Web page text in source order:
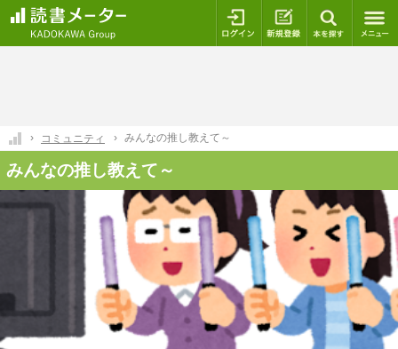
ログイン 新規登録
コミュニティ みんなの推し教えて～
みんなの推し教えて～